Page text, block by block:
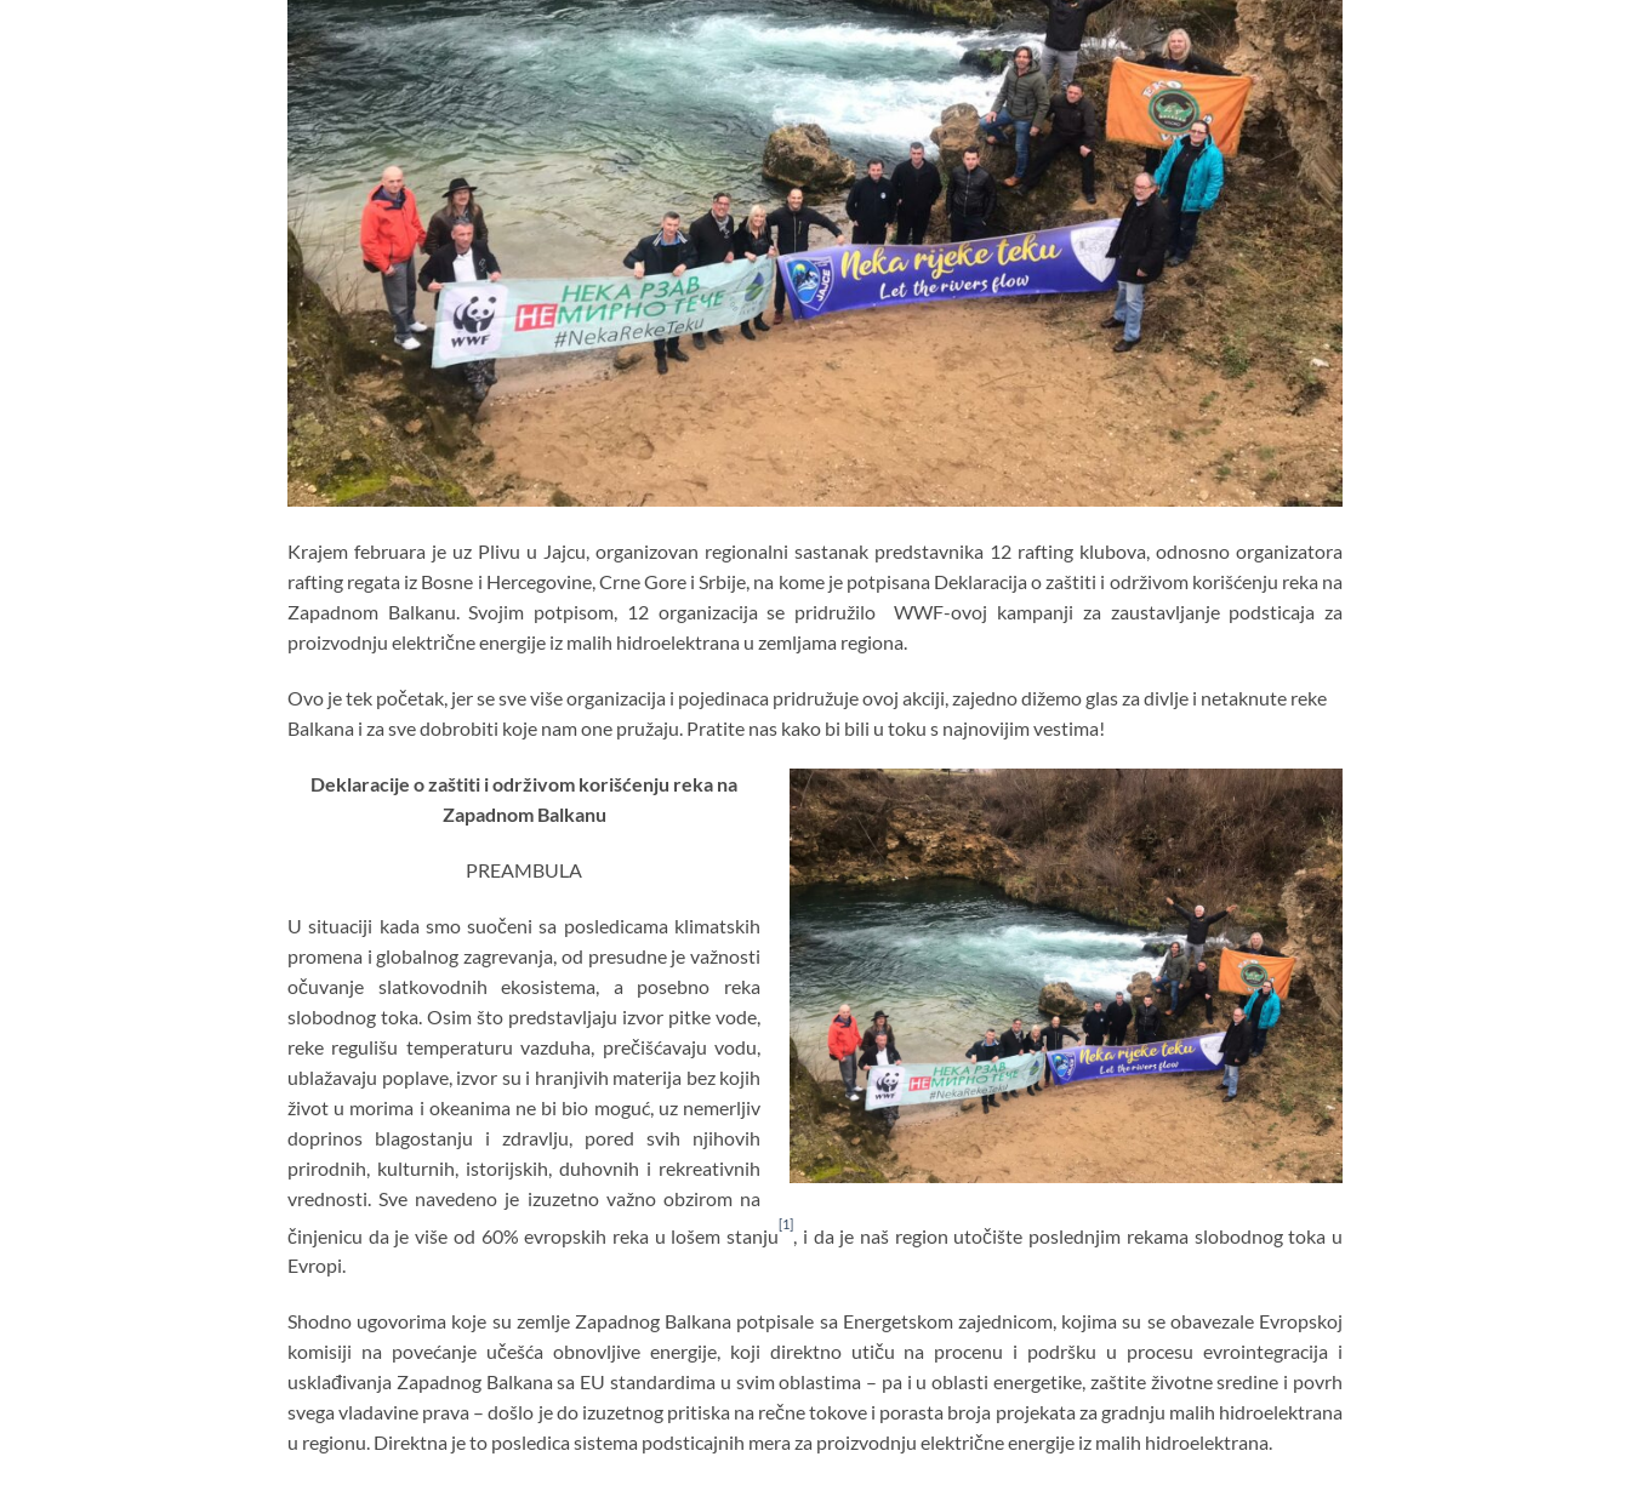
Krajem februara je uz Plivu u Jajcu, organizovan regionalni sastanak predstavnika 12 rafting klubova, odnosno organizatora
rafting regata iz Bosne i Hercegovine, Crne Gore i Srbije, na kome je potpisana Deklaracija o zaštiti i održivom korišćenju reka na
Zapadnom Balkanu. Svojim potpisom, 12 organizacija se pridružilo WWF-ovoj kampanji za zaustavljanje podsticaja za
proizvodnju električne energije iz malih hidroelektrana u zemljama regiona.
Ovo je tek početak, jer se sve više organizacija i pojedinaca pridružuje ovoj akciji, zajedno dižemo glas za divlje i netaknute reke
Balkana i za sve dobrobiti koje nam one pružaju. Pratite nas kako bi bili u toku s najnovijim vestima!
Deklaracije o zaštiti i održivom korišćenju reka na
Zapadnom Balkanu
PREAMBULA
U situaciji kada smo suočeni sa posledicama klimatskih
promena i globalnog zagrevanja, od presudne je važnosti
očuvanje slatkovodnih ekosistema, a posebno reka
slobodnog toka. Osim što predstavljaju izvor pitke vode,
reke regulišu temperaturu vazduha, prečišćavaju vodu,
ublažavaju poplave, izvor su i hranjivih materija bez kojih
život u morima i okeanima ne bi bio moguć, uz nemerljiv
doprinos blagostanju i zdravlju, pored svih njihovih
prirodnih, kulturnih, istorijskih, duhovnih i rekreativnih
vrednosti. Sve navedeno je izuzetno važno obzirom na
činjenicu da je više od 60% evropskih reka u lošem stanju
[1]
, i da je naš region utočište poslednjim rekama slobodnog toka u
Evropi.
Shodno ugovorima koje su zemlje Zapadnog Balkana potpisale sa Energetskom zajednicom, kojima su se obavezale Evropskoj
komisiji na povećanje učešća obnovljive energije, koji direktno utiču na procenu i podršku u procesu evrointegracija i
usklađivanja Zapadnog Balkana sa EU standardima u svim oblastima – pa i u oblasti energetike, zaštite životne sredine i povrh
svega vladavine prava – došlo je do izuzetnog pritiska na rečne tokove i porasta broja projekata za gradnju malih hidroelektrana
u regionu. Direktna je to posledica sistema podsticajnih mera za proizvodnju električne energije iz malih hidroelektrana.